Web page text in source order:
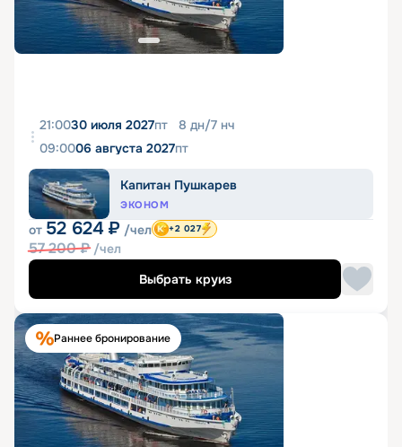
21:0030 июля 2027пт 8 дн/7 нч
09:0006 августа 2027пт
Капитан Пушкарев
ЭКОНОМ
от 52 624 ₽ /чел
57 200₽ /чел
+2 027
Выбрать круиз
Раннее бронирование